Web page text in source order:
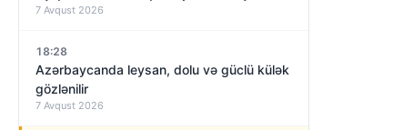
açıqdır
7 Avqust 2026
18:28
Azərbaycanda leysan, dolu və güclü külək
gözlənilir
7 Avqust 2026